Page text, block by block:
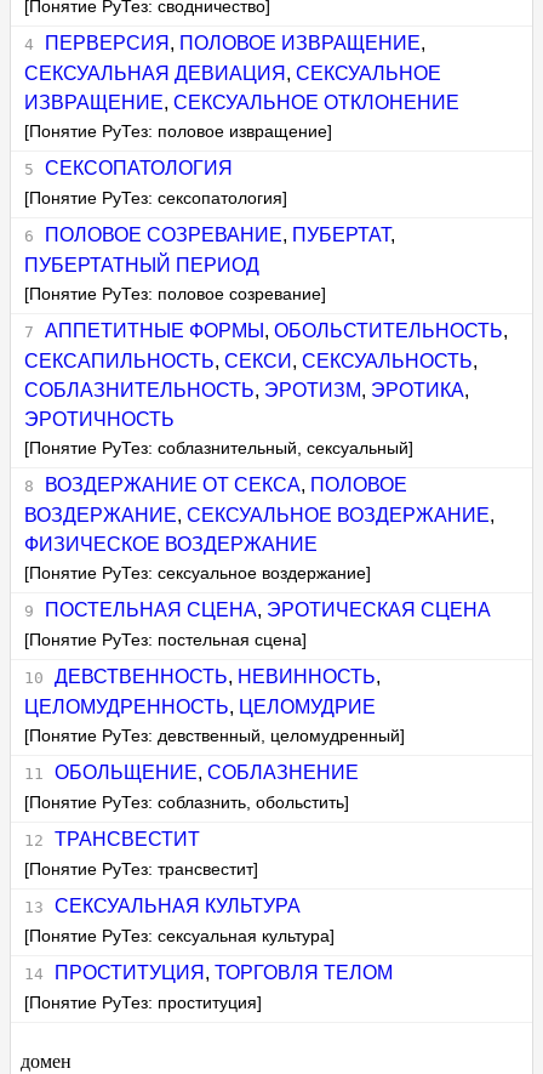
[Понятие РуТез: сводничество]
ПЕРВЕРСИЯ , ПОЛОВОЕ ИЗВРАЩЕНИЕ,
СЕКСУАЛЬНАЯ ДЕВИАЦИЯ ,СЕКСУАЛЬНОЕ
ИЗВРАЩЕНИЕ,СЕКСУАЛЬНОЕ ОТКЛОНЕНИЕ
[Понятие РуТез: половое извращение]
СЕКСОПАТОЛОГИЯ
[Понятие РуТез: сексопатология]
ПОЛОВОЕ СОЗРЕВАНИЕ, ПУБЕРТАТ,
ПУБЕРТАТНЫЙ ПЕРИОД
[Понятие РуТез: половое созревание]
АППЕТИТНЫЕ ФОРМЫ , ОБОЛЬСТИТЕЛЬНОСТЬ,
СЕКСАПИЛЬНОСТЬ,СЕКСИ ,СЕКСУАЛЬНОСТЬ,
СОБЛАЗНИТЕЛЬНОСТЬ, ЭРОТИЗМ, ЭРОТИКА,
ЭРОТИЧНОСТЬ
[Понятие РуТез: соблазнительный, сексуальный]
ВОЗДЕРЖАНИЕ ОТ СЕКСА, ПОЛОВОЕ
ВОЗДЕРЖАНИЕ,СЕКСУАЛЬНОЕ ВОЗДЕРЖАНИЕ,
ФИЗИЧЕСКОЕ ВОЗДЕРЖАНИЕ
[Понятие РуТез: сексуальное воздержание]
ПОСТЕЛЬНАЯ СЦЕНА, ЭРОТИЧЕСКАЯ СЦЕНА
[Понятие РуТез: постельная сцена]
ДЕВСТВЕННОСТЬ, НЕВИННОСТЬ,
ЦЕЛОМУДРЕННОСТЬ, ЦЕЛОМУДРИЕ
[Понятие РуТез: девственный, целомудренный]
ОБОЛЬЩЕНИЕ, СОБЛАЗНЕНИЕ
[Понятие РуТез: соблазнить, обольстить]
ТРАНСВЕСТИТ
[Понятие РуТез: трансвестит]
СЕКСУАЛЬНАЯ КУЛЬТУРА
[Понятие РуТез: сексуальная культура]
ПРОСТИТУЦИЯ , ТОРГОВЛЯ ТЕЛОМ
[Понятие РуТез: проституция]
домен